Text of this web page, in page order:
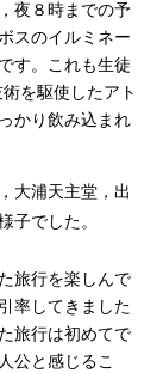
夜８時までの予
スのイルミネー
す。これも生徒
術を駆使したアト
かり飲み込まれ
大浦天主堂，出
子でした。
旅行を楽しんで
率してきました
旅行は初めてで
公と感じるこ